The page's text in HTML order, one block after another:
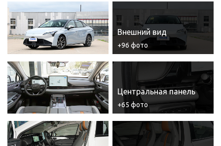
Внешний вид
+96 фото
Центральная панель
+65 фото